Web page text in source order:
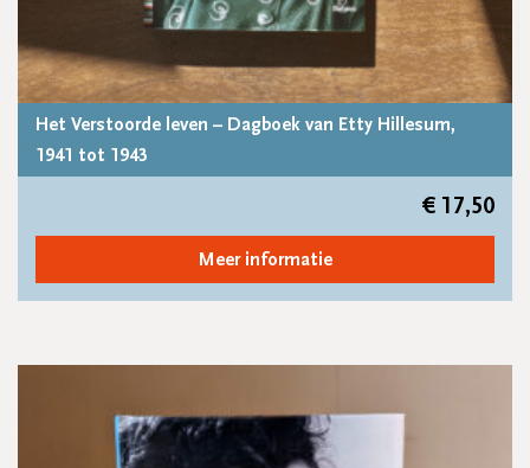
Het Verstoorde leven – Dagboek van Etty Hillesum,
1941 tot 1943
€ 17,50
Meer informatie